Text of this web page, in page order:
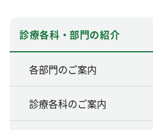
診療各科・部門の紹介
各部門のご案内
診療各科のご案内